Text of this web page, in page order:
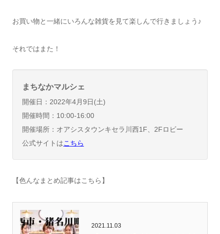
お買い物と一緒にいろんな雑貨を見て楽しんで行きましょう♪
それではまた！
まちなかマルシェ
開催日：2022年4月9日(土)
開催時間：10:00-16:00
開催場所：オアシスタウンキセラ川西1F、2Fロビー
公式サイトはこちら
【色んなまとめ記事はこちら】
2021.11.03